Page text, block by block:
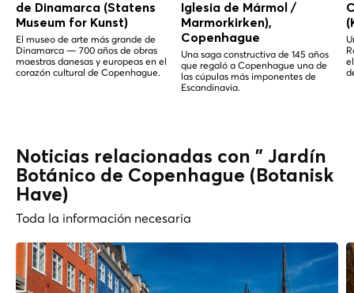
de Dinamarca (Statens
Museum for Kunst)
El museo de arte más grande de
Dinamarca — 700 años de obras
maestras danesas y europeas en el
corazón cultural de Copenhague.
Iglesia de Mármol /
Marmorkirken),
Copenhague
Una saga constructiva de 145 años
que regaló a Copenhague una de
las cúpulas más imponentes de
Escandinavia.
Noticias relacionadas con " Jardín
Botánico de Copenhague (Botanisk
Have)
Toda la información necesaria